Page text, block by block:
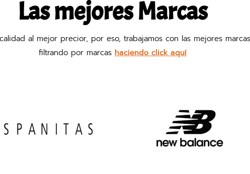
Las mejores Marcas
al mejor precior, por eso, trabajamos con las mejores
filtrando por marcas haciendo click aquí